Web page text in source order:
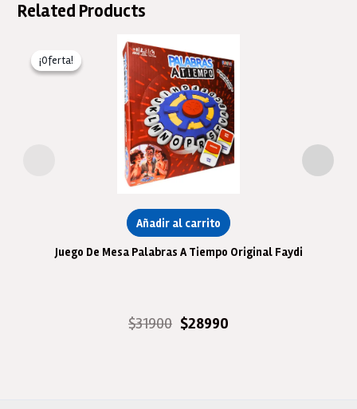
Related Products
¡Oferta!
¡Oferta!
Añadir al carrito
Juego De Mesa Palabras A Tiempo Original Faydi
$31900
El
precio
$28990